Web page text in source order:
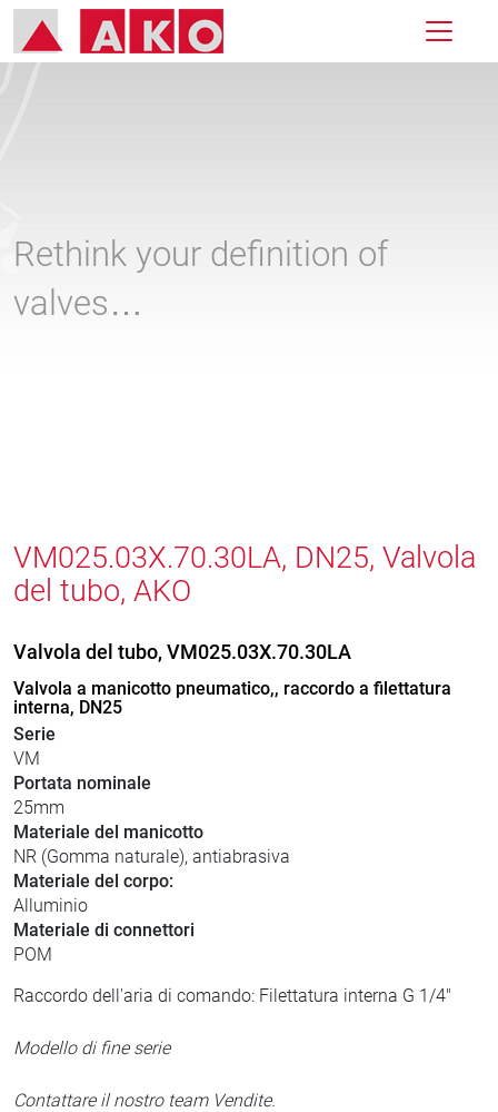
Rethink your definition of
valves…
VM025.03X.70.30LA, DN25, Valvola
del tubo, AKO
Valvola del tubo, VM025.03X.70.30LA
Valvola a manicotto pneumatico,, raccordo a filettatura
interna, DN25
Serie
VM
Portata nominale
25mm
Materiale del manicotto
NR (Gomma naturale), antiabrasiva
Materiale del corpo:
Alluminio
Materiale di connettori
POM
Raccordo dell'aria di comando: Filettatura interna G 1/4"
Modello di fine serie
Contattare il nostro team Vendite.